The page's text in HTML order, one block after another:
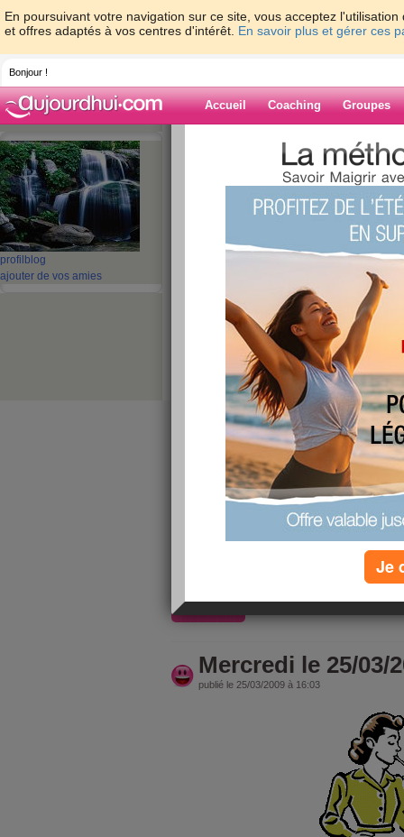
En poursuivant votre navigation sur ce site, vous acceptez
et offres adaptés à vos centres d'intérêt. En savoir plus et gérer ces
Bonjour !
Accueil Coaching Groupes
profil blog
ajouter de vos amies
>
Blog de iennaf
‹ Préc. 1 2 3 4 5
jeudi le 26/03
publié le 26/03/2009 à 17:43
Bonjours à toutes et tous
journée dure comme je ne les aimes pas
kiné, aquaygym en piscine pendant 45
crise( grosse fatigue, douleurs)
j encourage les fondantes
Mercredi le 25/03/
publié le 25/03/2009 à 16:03
Je